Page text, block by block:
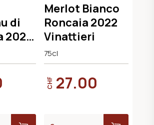
di
2022
Merlot Bianco
Roncaia 2022
Vinattieri
75cl
CHF 27.00